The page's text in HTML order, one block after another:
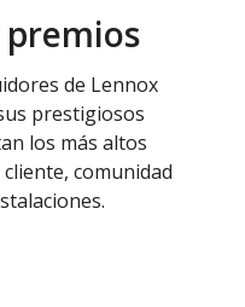
premios
de Lennox
prestigiosos
los más altos
comunidad